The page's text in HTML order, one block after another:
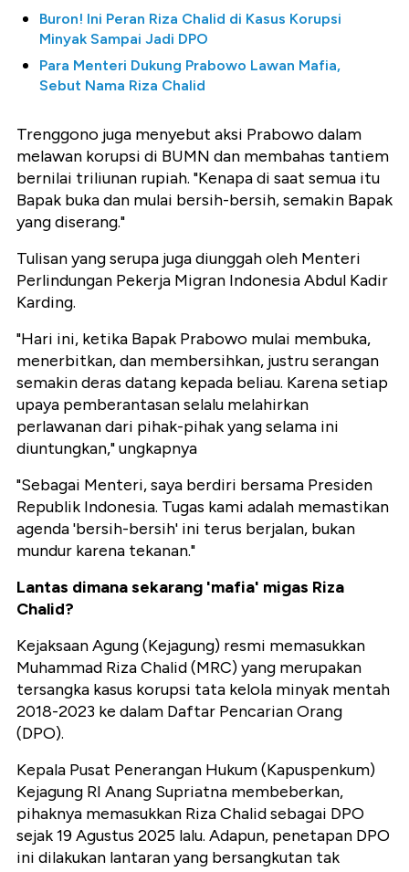
Buron! Ini Peran Riza Chalid di Kasus Korupsi
Minyak Sampai Jadi DPO
Para Menteri Dukung Prabowo Lawan Mafia,
Sebut Nama Riza Chalid
Trenggono juga menyebut aksi Prabowo dalam
melawan korupsi di BUMN dan membahas tantiem
bernilai triliunan rupiah. "Kenapa di saat semua itu
Bapak buka dan mulai bersih-bersih, semakin Bapak
yang diserang."
Tulisan yang serupa juga diunggah oleh Menteri
Perlindungan Pekerja Migran Indonesia Abdul Kadir
Karding.
"Hari ini, ketika Bapak Prabowo mulai membuka,
menerbitkan, dan membersihkan, justru serangan
semakin deras datang kepada beliau. Karena setiap
upaya pemberantasan selalu melahirkan
perlawanan dari pihak-pihak yang selama ini
diuntungkan," ungkapnya
"Sebagai Menteri, saya berdiri bersama Presiden
Republik Indonesia. Tugas kami adalah memastikan
agenda 'bersih-bersih' ini terus berjalan, bukan
mundur karena tekanan."
Lantas dimana sekarang 'mafia' migas Riza
Chalid?
Kejaksaan Agung (Kejagung) resmi memasukkan
Muhammad Riza Chalid (MRC) yang merupakan
tersangka kasus korupsi tata kelola minyak mentah
2018-2023 ke dalam Daftar Pencarian Orang
(DPO).
Kepala Pusat Penerangan Hukum (Kapuspenkum)
Kejagung RI Anang Supriatna membeberkan,
pihaknya memasukkan Riza Chalid sebagai DPO
sejak 19 Agustus 2025 lalu. Adapun, penetapan DPO
ini dilakukan lantaran yang bersangkutan tak